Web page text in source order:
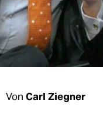
Von Carl Ziegner